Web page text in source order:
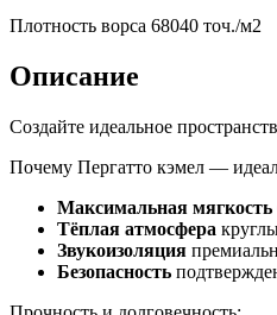
Плотность ворса 68040 точ./м2
Описание
Создайте идеальное
Почему Пергатто кэмел —
Максимальная мягкость
Тёплая атмосфера
Звукоизоляция
Безопасность